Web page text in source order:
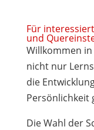
Für
und
Willkommen
nicht nur
die
Persönlichkeit
Die Wahl der